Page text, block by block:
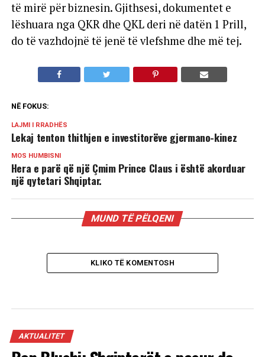
të mirë për biznesin. Gjithsesi, dokumentet e
lëshuara nga QKR dhe QKL deri në datën 1 Prill,
do të vazhdojnë të jenë të vlefshme dhe më tej.
NË FOKUS:
LAJMI I RRADHËS
Lekaj tenton thithjen e investitorëve gjermano-kinez
MOS HUMBISNI
Hera e parë që një Çmim Prince Claus i është akorduar
një qytetari Shqiptar.
MUND TË PËLQENI
KLIKO TË KOMENTOSH
AKTUALITET